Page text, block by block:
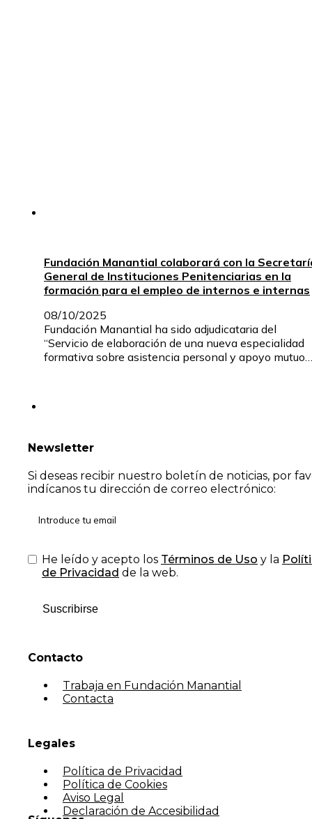
Fundación Manantial colaborará con la
General de Instituciones Penitenciarias en la
formación para el empleo de internos e internas
08/10/2025
Fundación Manantial ha sido adjudicataria del
“Servicio de elaboración de una nueva especialidad
formativa sobre asistencia personal y apoyo mutuo…
Newsletter
Si deseas recibir nuestro boletín de noticias, por
indícanos tu dirección de correo electrónico:
He leído y acepto los Términos de Uso y la
de Privacidad de la web.
Suscribirse
Contacto
Trabaja en Fundación Manantial
Contacta
Legales
Política de Privacidad
Política de Cookies
Aviso Legal
Declaración de Accesibilidad